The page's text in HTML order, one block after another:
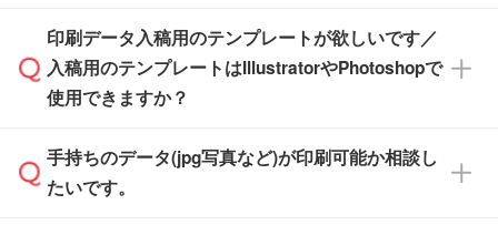
※土日祝日を除く営業日換算です。
※沖縄・離島は追加日数がかかります。
ザインソフトがなくても安心です。
また、「データ作成サービス
せいただければ、弊社にて無料でデザインデー
タを1点作成いたします。
IllustratorやPhotoshop、CLIP STUDIOなどのデ
ザインソフトでこだわりのデザインを作成した
い方は、完全データ入稿
積・ご注文フォームにアップロードしてご入稿
ください。
印刷データ入稿用のテンプレートが欲しいです／
入稿用のテンプレートはIllustratorやPhotoshopで
使用できますか？
一部商品は入稿用テンプレートのご用意があり
ます。各商品ページの『印刷方法・テンプレー
手持ちのデータ(jpg写真など)が印刷可能か相談し
たいです。